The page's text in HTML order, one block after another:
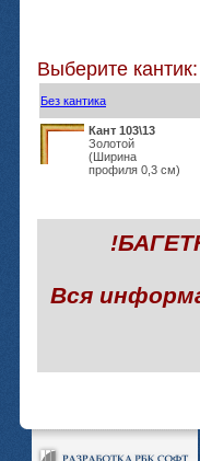
Выберите кантик:
Без кантика
Кант 103\13
Золотой
(Ширина
профиля 0,3 см)
Вся